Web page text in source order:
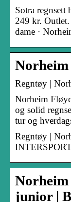
Sotra regnsett
249 kr.
dame ·
Norheim
Regntøy |
Norheim
og solid
tur og
Regntøy |
Norheim
junior |